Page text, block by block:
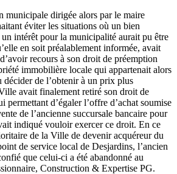
municipale dirigée alors par le maire
éviter les situations où un bien
intérêt pour la municipalité aurait pu être
en soit préalablement informée, avait
recours à son droit de préemption
immobilière locale qui appartenait alors
décider de l’obtenir à un prix plus
avait finalement retiré son droit de
permettant d’égaler l’offre d’achat soumise
de l’ancienne succursale bancaire pour
indiqué vouloir exercer ce droit. En ce
de la Ville de devenir acquéreur du
de service local de Desjardins, l’ancien
que celui-ci a été abandonné au
Construction & Expertise PG.